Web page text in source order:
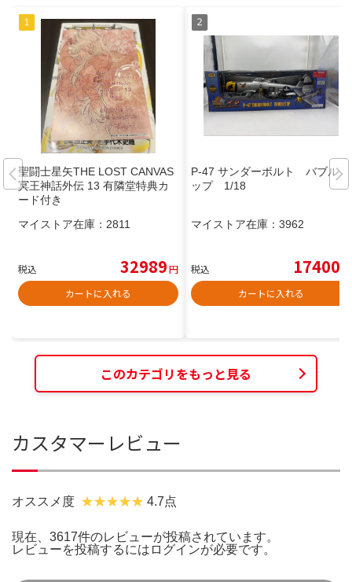
聖闘士星矢THE LOST CANVAS
冥王神話外伝 13 有隣堂特典カ
ード付き
マイストア在庫： 2811
税込 32989円
カートに入れる
P-47 サンダーボルト バブルト
ップ 1/18
マイストア在庫： 3962
税込 17400
カートに入れる
このカテゴリをもっと見る
カスタマーレビュー
オススメ度 4.7点
現在、3617件のレビューが投稿されています。
レビューを投稿するには ログインが必要です。